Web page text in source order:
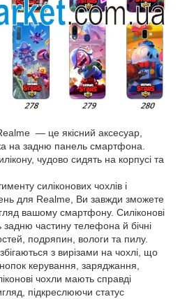
— це якісний аксесуар,
на задню панель смартфона.
чудово сидять на корпусі та
силіконових чохлів і
для Realme, Ви завжди зможете
вашому смартфону. Силіконові
частину телефона й бічні
подряпин, вологи та пилу.
з вирізами на чохлі, що
керування, заряджання,
чохли мають справді
підкреслюючи статус